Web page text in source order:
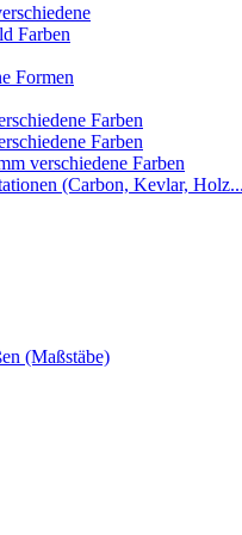
Farben
Formen
Farben
Farben
verschiedene Farben
(Carbon, Kevlar,
(Maßstäbe)